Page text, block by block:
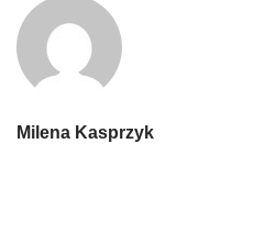
Milena Kasprzyk